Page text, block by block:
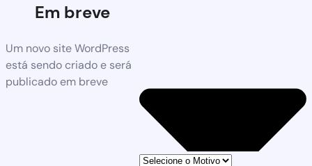
Em breve
Um novo site WordPress
está sendo criado e será
publicado em breve